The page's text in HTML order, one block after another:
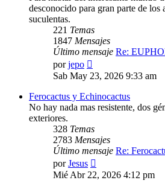
desconocido para gran parte de los
suculentas.
221 Temas
1847 Mensajes
Último mensaje Re:
porjepo
último
mensaje
Sab May 23, 2026 9:33 am
Ferocactus y Echinocactus
No hay nada mas resistente, dos
exteriores.
328 Temas
2783 Mensajes
Último mensaje Re:
porJesus
último
mensaje
Mié Abr 22, 2026 4:12 pm